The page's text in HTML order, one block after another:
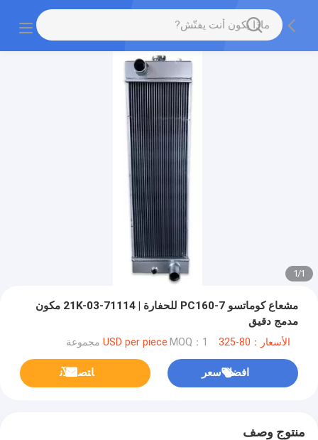
1
/
1
مشعاع كوماتسو PC160-7 للحفارة | 21K-03-71114 مكون
مدمج دقيق
الأسعار：80-325 USD per piece MOQ：1 مجموعة
افضل سعر ﺎﺘﺼﻟ ﺍﻶﻧ
منتوج وصف